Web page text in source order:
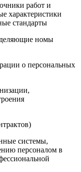
работ и
характеристики
стандарты
номы
о персональных
системы,
персоналом в